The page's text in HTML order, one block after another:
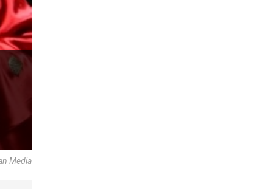
Media